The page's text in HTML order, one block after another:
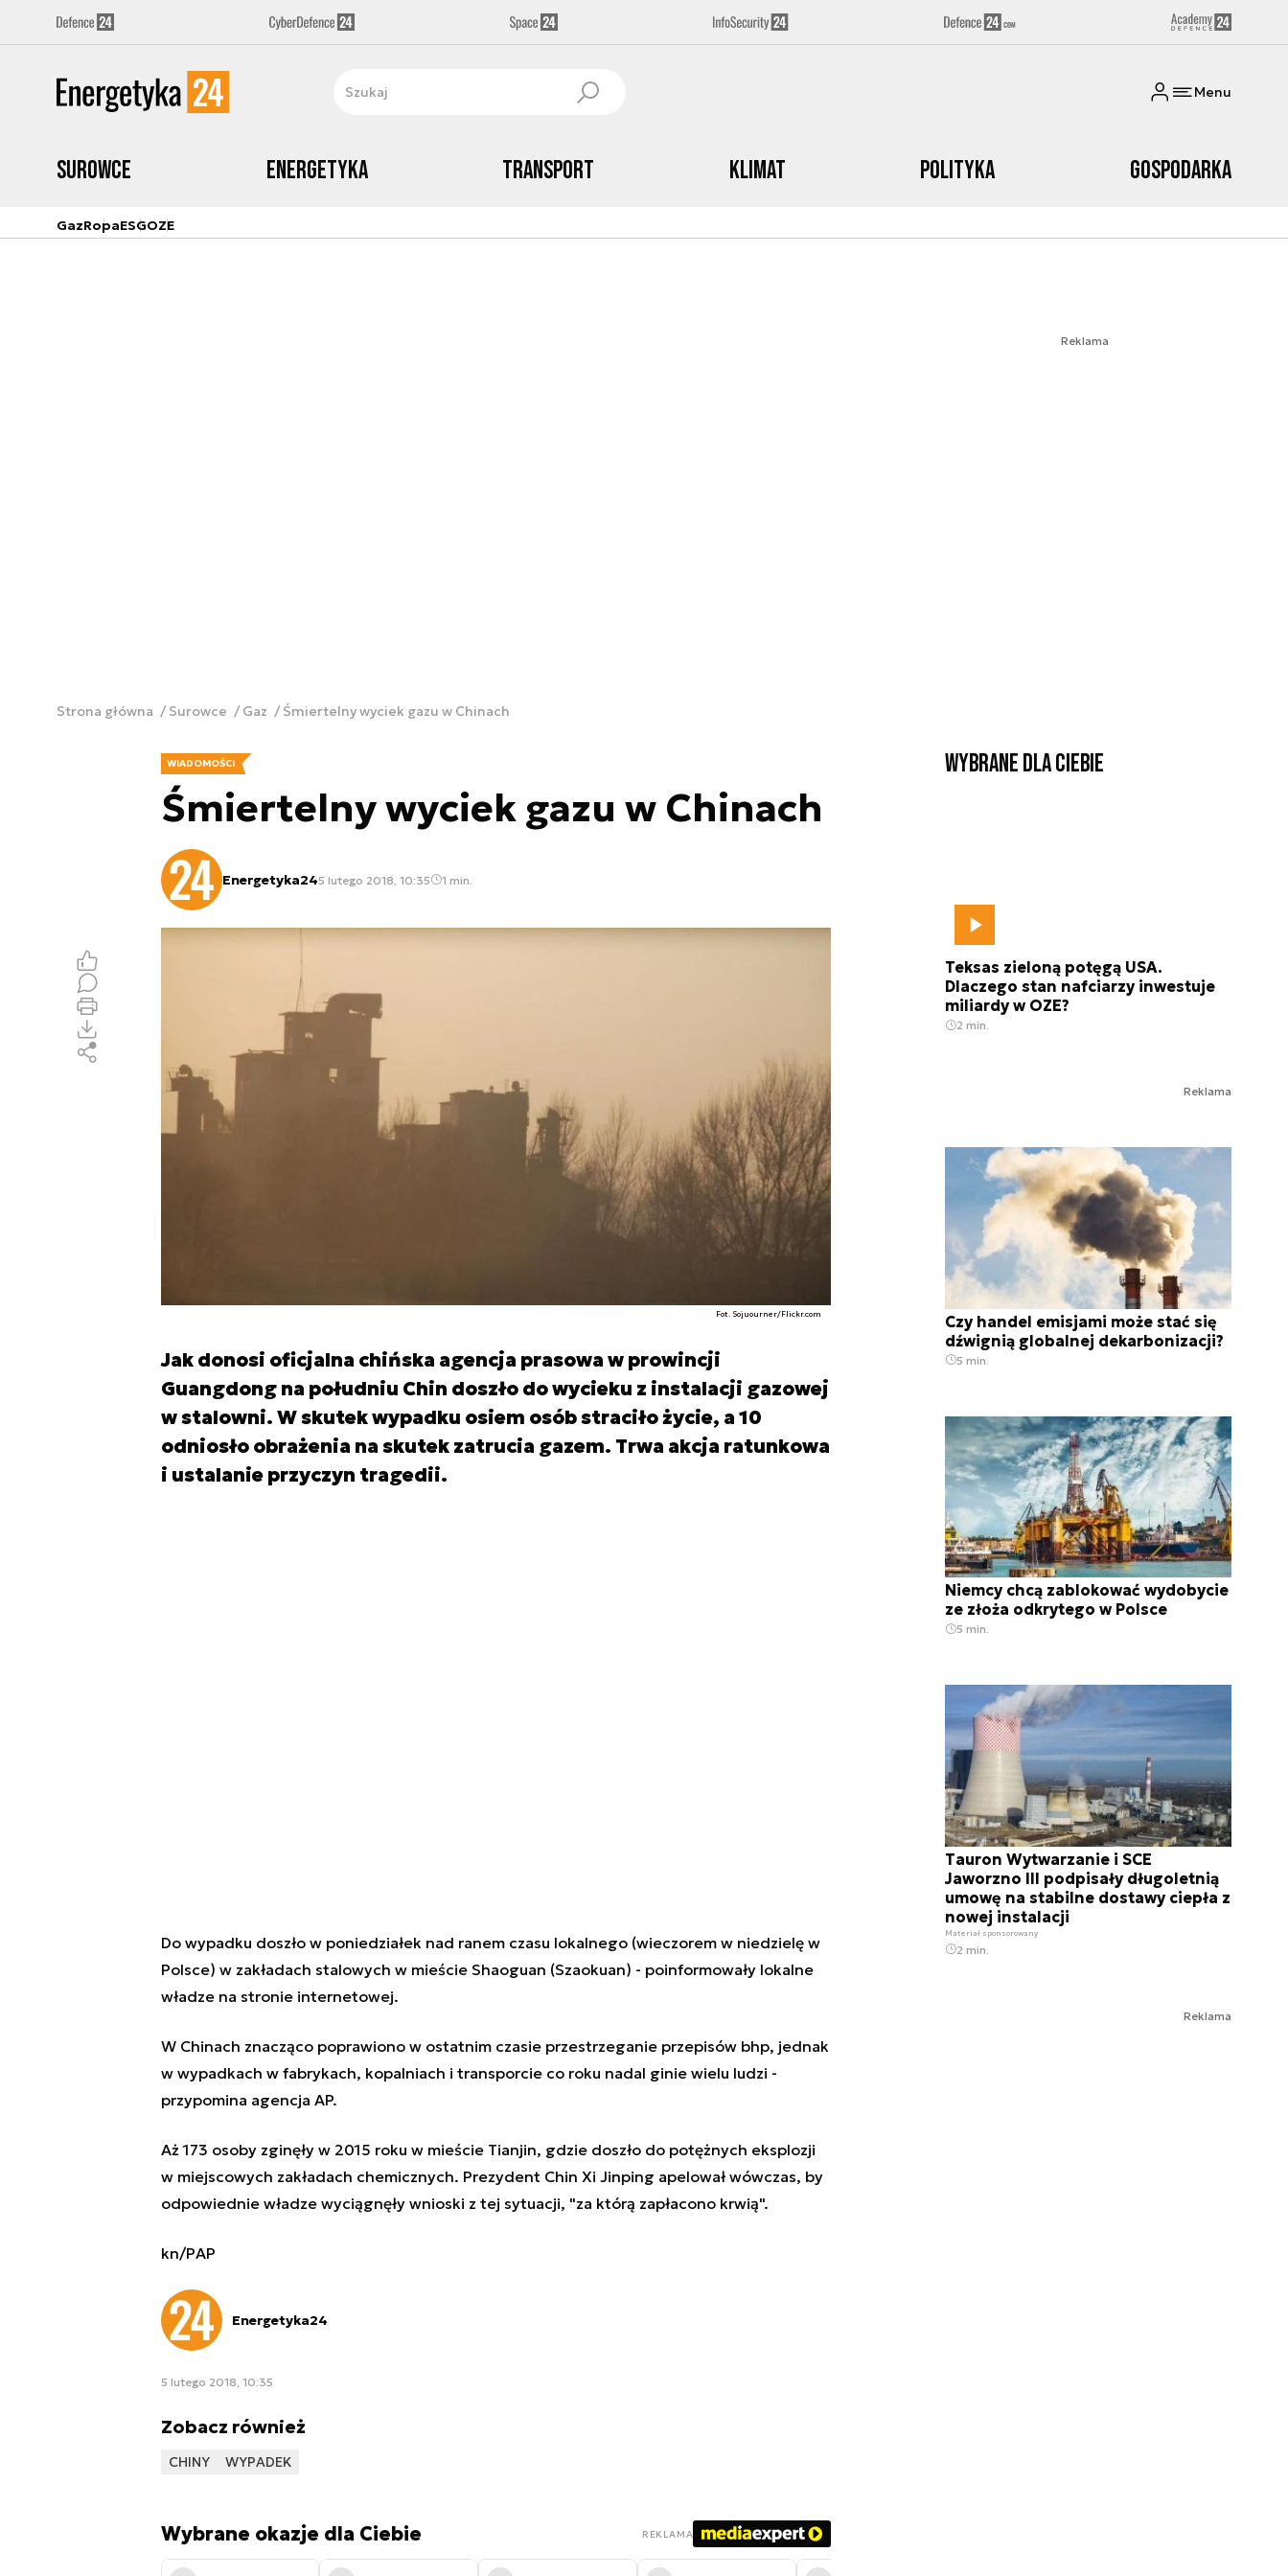
Menu
Surowce Energetyka Transport Klimat Polityka Gospodarka
GazRopaESGOZE
Reklama
Strona główna Surowce Gaz Śmiertelny wyciek gazu w Chinach
WIADOMOŚCI
Śmiertelny wyciek gazu w Chinach
Energetyka245 lutego 2018, 10:35 1 min.
Fot. Sojuourner/Flickr.com
Jak donosi oficjalna chińska agencja prasowa w prowincji
Guangdong na południu Chin doszło do wycieku z instalacji gazowej
w stalowni. W skutek wypadku osiem osób straciło życie, a 10
odniosło obrażenia na skutek zatrucia gazem. Trwa akcja ratunkowa
i ustalanie przyczyn tragedii.
Do wypadku doszło w poniedziałek nad ranem czasu lokalnego (wieczorem w niedzielę w
Polsce) w zakładach stalowych w mieście Shaoguan (Szaokuan) - poinformowały lokalne
władze na stronie internetowej.
W Chinach znacząco poprawiono w ostatnim czasie przestrzeganie przepisów bhp, jednak
w wypadkach w fabrykach, kopalniach i transporcie co roku nadal ginie wielu ludzi -
przypomina agencja AP.
Aż 173 osoby zginęły w 2015 roku w mieście Tianjin, gdzie doszło do potężnych eksplozji
w miejscowych zakładach chemicznych. Prezydent Chin Xi Jinping apelował wówczas, by
odpowiednie władze wyciągnęły wnioski z tej sytuacji, "za którą zapłacono krwią".
kn/PAP
Energetyka24
5 lutego 2018, 10:35
Zobacz również
CHINY WYPADEK
Wybrane okazje dla Ciebie REKLAMA
Wybrane dla Ciebie
Teksas zieloną potęgą USA.
Dlaczego stan nafciarzy inwestuje
miliardy w OZE?
2 min.
Reklama
Czy handel emisjami może stać się
dźwignią globalnej dekarbonizacji?
5 min.
Niemcy chcą zablokować wydobycie
ze złoża odkrytego w Polsce
5 min.
Tauron Wytwarzanie i SCE
Jaworzno III podpisały długoletnią
umowę na stabilne dostawy ciepła z
nowej instalacji
Materiał sponsorowany
2 min.
Reklama